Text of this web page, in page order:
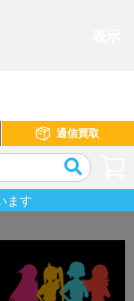
通信買取
ます